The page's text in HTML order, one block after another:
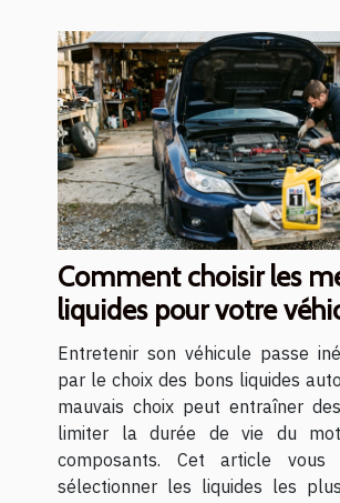
Comment choisir les
liquides pour votre
Entretenir son véhicule passe
par le choix des bons liquides
mauvais choix peut entraîner
limiter la durée de vie du
composants. Cet article vous
sélectionner les liquides les